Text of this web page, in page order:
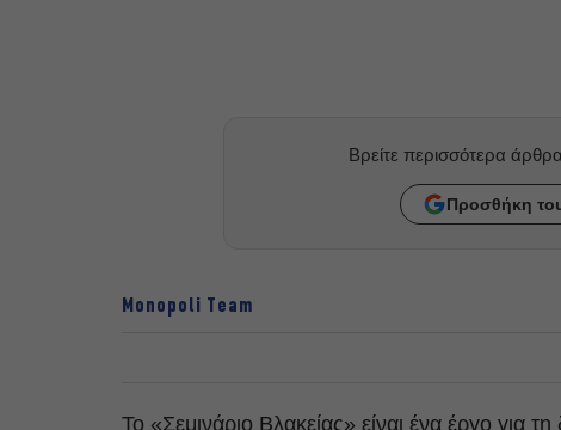
Βρείτε περισσότερα
Προσθήκη
Monopoli Team
Το «Σεμινάριο Βλακείας» είναι ένα έργο για